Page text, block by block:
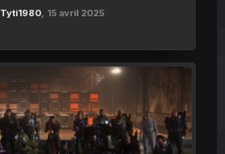
Tyti1980, 15 avril 2025